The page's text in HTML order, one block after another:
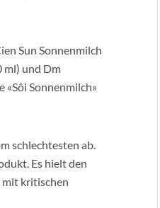
Sun Sonnenmilch
ml) und Dm
«Sôi Sonnenmilch»
schlechtesten ab.
Es hielt den
mit kritischen